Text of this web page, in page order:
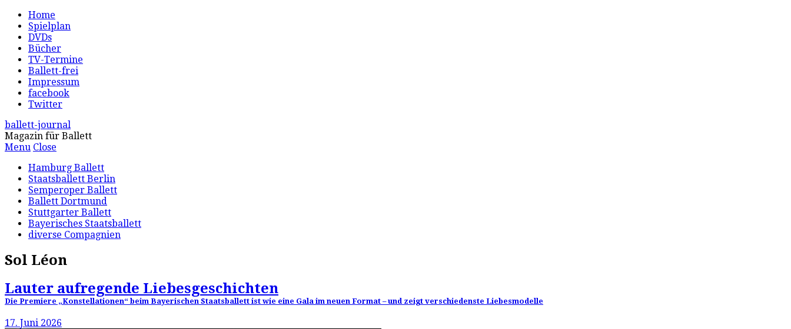
Home
Spielplan
DVDs
Bücher
TV-Termine
Ballett-frei
Impressum
facebook
Twitter
ballett-journal
Magazin für Ballett
Menu Close
Hamburg Ballett
Staatsballett Berlin
Semperoper Ballett
Ballett Dortmund
Stuttgarter Ballett
Bayerisches Staatsballett
diverse Compagnien
Sol Léon
Lauter aufregende Liebesgeschichten
Die Premiere „Konstellationen“ beim Bayerischen Staatsballett ist wie eine Gala im neuen Format – und zeigt verschiedenste Liebesmodelle
17. Juni 2026